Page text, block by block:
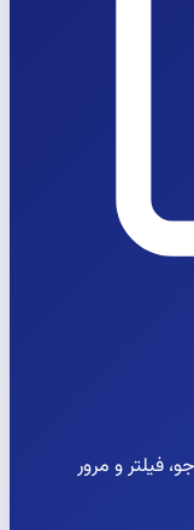
فیلتر و مرور